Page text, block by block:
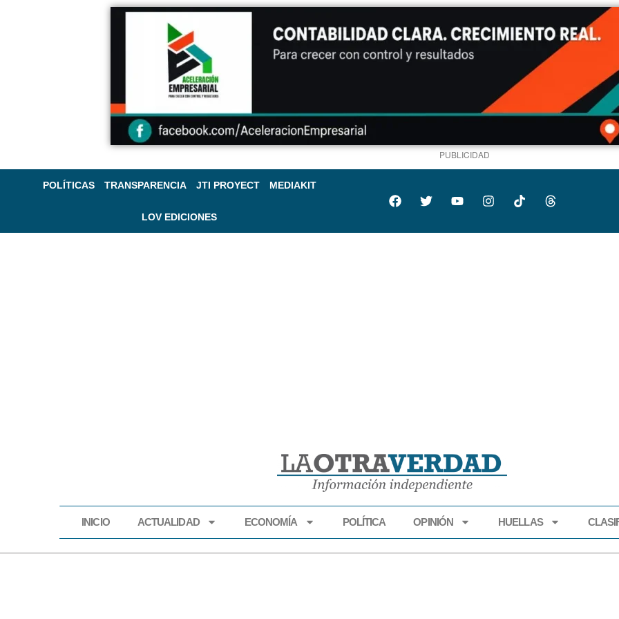
PUBLICIDAD
POLÍTICAS TRANSPARENCIA JTI PROYECT MEDIAKIT
LOV EDICIONES
INICIO ACTUALIDAD ECONOMÍA POLÍTICA OPINIÓN HUELLAS